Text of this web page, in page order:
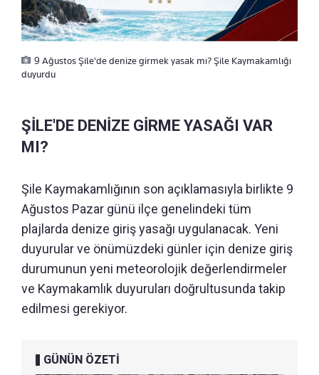
9 Ağustos Şile'de denize girmek yasak mı? Şile Kaymakamlığı
duyurdu
ŞİLE'DE DENİZE GİRME YASAĞI VAR
MI?
Şile Kaymakamlığının son açıklamasıyla birlikte 9
Ağustos Pazar günü ilçe genelindeki tüm
plajlarda denize giriş yasağı uygulanacak. Yeni
duyurular ve önümüzdeki günler için denize giriş
durumunun yeni meteorolojik değerlendirmeler
ve Kaymakamlık duyuruları doğrultusunda takip
edilmesi gerekiyor.
GÜNÜN ÖZETİ